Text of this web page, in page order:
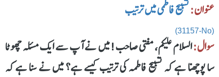
عنوان:تسبیح فاطمی میں ترتیب
(31157-No)
سوال:السلام علیکم، مفتی صاحب! میں نے آپ سے ایک مسئلہ چھوٹا
سا پوچھنا ہے کہ تسبیح فاطمہ کی ترتیب کیسے ہے؟ میں نے سنا ہے کہ